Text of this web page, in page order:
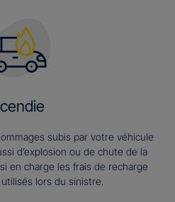
subis par votre véhicule
d’explosion ou de chute de la
en charge les frais de recharge
lors du sinistre.